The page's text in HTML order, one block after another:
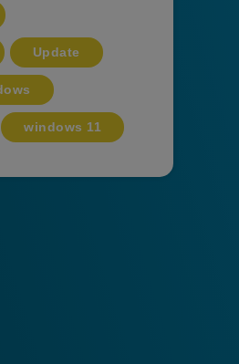
Update
windows 11